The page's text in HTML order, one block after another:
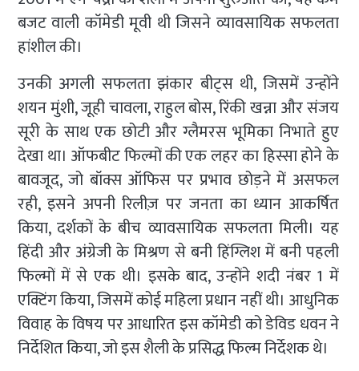
बजट वाली कॉमेडी मूवी थी जिसने व्यावसायिक सफलता
हांशील की।
उनकी अगली सफलता झंकार बीट्स थी, जिसमें उन्होंने
शयन मुंशी, जूही चावला, राहुल बोस, रिंकी खन्ना और संजय
सूरी के साथ एक छोटी और ग्लैमरस भूमिका निभाते हुए
देखा था। ऑफबीट फिल्मों की एक लहर का हिस्सा होने के
बावजूद, जो बॉक्स ऑफिस पर प्रभाव छोड़ने में असफल
रही, इसने अपनी रिलीज़ पर जनता का ध्यान आकर्षित
किया, दर्शकों के बीच व्यावसायिक सफलता मिली। यह
हिंदी और अंग्रेजी के मिश्रण से बनी हिंग्लिश में बनी पहली
फिल्मों में से एक थी। इसके बाद, उन्होंने शदी नंबर 1 में
एक्टिंग किया, जिसमें कोई महिला प्रधान नहीं थी। आधुनिक
विवाह के विषय पर आधारित इस कॉमेडी को डेविड धवन ने
निर्देशित किया, जो इस शैली के प्रसिद्ध फिल्म निर्देशक थे।